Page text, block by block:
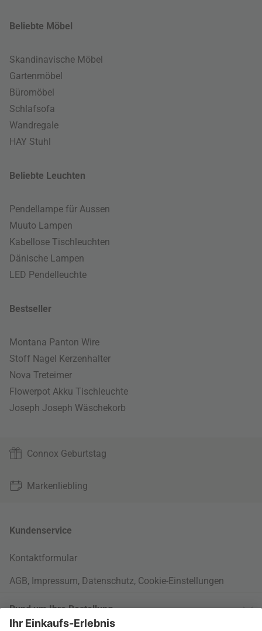
Beliebte Möbel
Skandinavische Möbel
Gartenmöbel
Büromöbel
Schlafsofa
Wandregale
HAY Stuhl
Beliebte Leuchten
Pendellampe für Aussen
Muuto Lampen
Kabellose Tischleuchten
Dänische Lampen
LED Pendelleuchte
Bestseller
Montana Panton Wire
Stoff Nagel Kerzenhalter
Nova Treteimer
Flowerpot Akku Tischleuchte
Joseph Joseph Wäschekorb
Connox Geburtstag
Markenliebling
Kundenservice
Kontaktformular
AGB, Impressum, Datenschutz, Cookie-Einstellungen
Rund um Ihre Bestellung